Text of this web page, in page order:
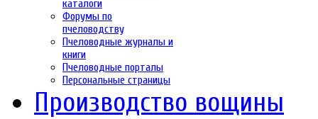
каталоги
Форумы по
пчеловодству
Пчеловодные журналы и
книги
Пчеловодные порталы
Персональные страницы
Производство вощины